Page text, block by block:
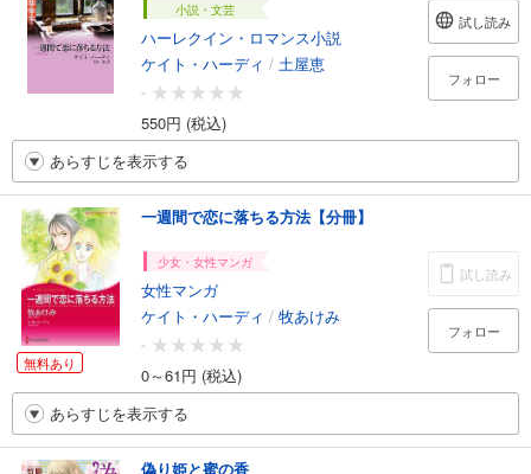
小説・文芸
ハーレクイン・ロマンス小説
ケイト・ハーディ / 土屋恵
-
550円 (税込)
試し読み
フォロー
あらすじを表示する
無料あり
一週間で恋に落ちる方法【分冊】
少女・女性マンガ
女性マンガ
ケイト・ハーディ / 牧あけみ
-
0～61円 (税込)
試し読み
フォロー
あらすじを表示する
偽り姫と蜜の香